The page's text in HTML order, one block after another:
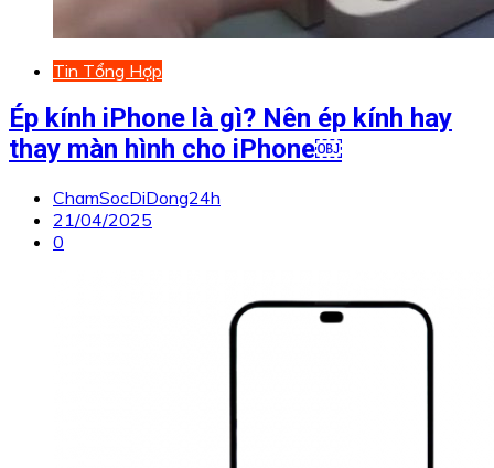
Tin Tổng Hợp
Ép kính iPhone là gì? Nên ép kính hay
thay màn hình cho iPhone￼
ChamSocDiDong24h
21/04/2025
0